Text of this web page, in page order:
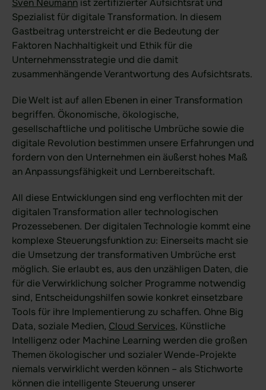
Produkt
Funktionsbereiche
Sealed Filesharing
Zentraler Company Drive
Sealed Cloud
Funktionen im Überblick
Agentic AI Control
Integrationen
idgard für iOS und MacOS
idgard für Android
idgard für Teams
idgard für Office
idgard Sync (Windows)
Weitere Integrationen
Preise
Sven Neumann ist zertifizierter Aufsichtsrat und
Spezialist für digitale Transformation. In diesem
Gastbeitrag unterstreicht er die Bedeutung der
Faktoren Nachhaltigkeit und Ethik für die
Unternehmensstrategie und die damit
zusammenhängende Verantwortung des Aufsichtsrats.
Die Welt ist auf allen Ebenen in einer Transformation
begriffen. Ökonomische, ökologische,
gesellschaftliche und politische Umbrüche sowie die
digitale Revolution bestimmen unsere Erfahrungen und
fordern von den Unternehmen ein äußerst hohes Maß
an Anpassungsfähigkeit und Lernbereitschaft.
All diese Entwicklungen sind eng verflochten mit der
digitalen Transformation aller technologischen
Prozessebenen. Der digitalen Technologie kommt eine
komplexe Steuerungsfunktion zu: Einerseits macht sie
die Umsetzung der transformativen Umbrüche erst
möglich. Sie erlaubt es, aus den unzähligen Daten, die
für die Verwirklichung solcher Programme notwendig
sind, Entscheidungshilfen sowie konkret einsetzbare
Tools für ihre Implementierung zu schaffen. Ohne Big
Data, soziale Medien, Cloud Services, Künstliche
Intelligenz oder Machine Learning werden die großen
Themen ökologischer und sozialer Wende-Projekte
niemals verwirklicht werden können – als Stichworte
können die intelligente Steuerung unserer